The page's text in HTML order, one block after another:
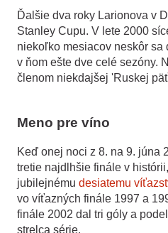
Ďalšie dva roky Larionova v
Stanley Cupu. V lete 2000
niekoľko mesiacov neskôr sa
v ňom ešte dve celé sezóny.
členom niekdajšej 'Ruskej
Meno pre víno
Keď onej noci z 8. na 9. júna
tretie najdlhšie finále v
jubilejnému desiatemu
vo víťazných finále 1997 a
finále 2002 dal tri góly a
strelca série.